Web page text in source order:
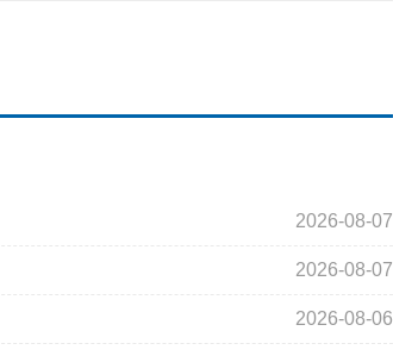
2026-08-07
2026-08-07
2026-08-06